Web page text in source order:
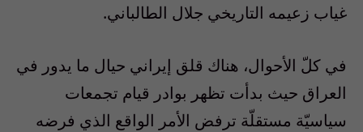
غياب زعيمه التاريخي جلال الطالباني.
في كلّ الأحوال، هناك قلق إيراني حيال ما يدور في
العراق حيث بدأت تظهر بوادر قيام تجمعات
سياسيّة مستقلّة ترفض الأمر الواقع الذي فرضه